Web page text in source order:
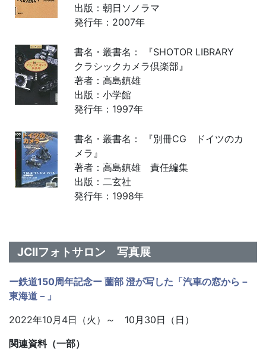
出版：朝日ソノラマ
発行年：2007年
書名・叢書名： 『SHOTOR LIBRARY
クラシックカメラ倶楽部』
著者：高島鎮雄
出版：小学館
発行年：1997年
書名・叢書名： 『別冊CG ドイツのカ
メラ』
著者：高島鎮雄 責任編集
出版：二玄社
発行年：1998年
JCIIフォトサロン 写真展
ー鉄道150周年記念ー 薗部 澄が写した「汽車の窓から－
東海道－」
2022年10月4日（火）～ 10月30日（日）
関連資料（一部）